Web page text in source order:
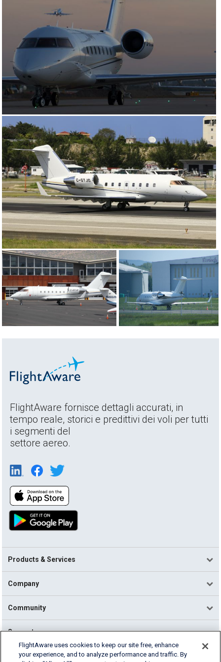
FlightAware fornisce dettagli accurati, in
tempo reale, storici e predittivi dei voli per tutti
i segmenti del
settore aereo.
Products & Services
Company
Community
Support
English (USA)
FlightAware uses cookies to keep our site free, enhance
your experience, and to analyze performance and traffic. By